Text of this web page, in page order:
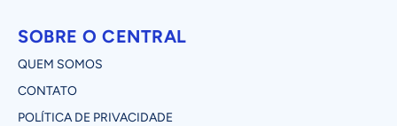
SOBRE O CENTRAL
QUEM SOMOS
CONTATO
POLÍTICA DE PRIVACIDADE